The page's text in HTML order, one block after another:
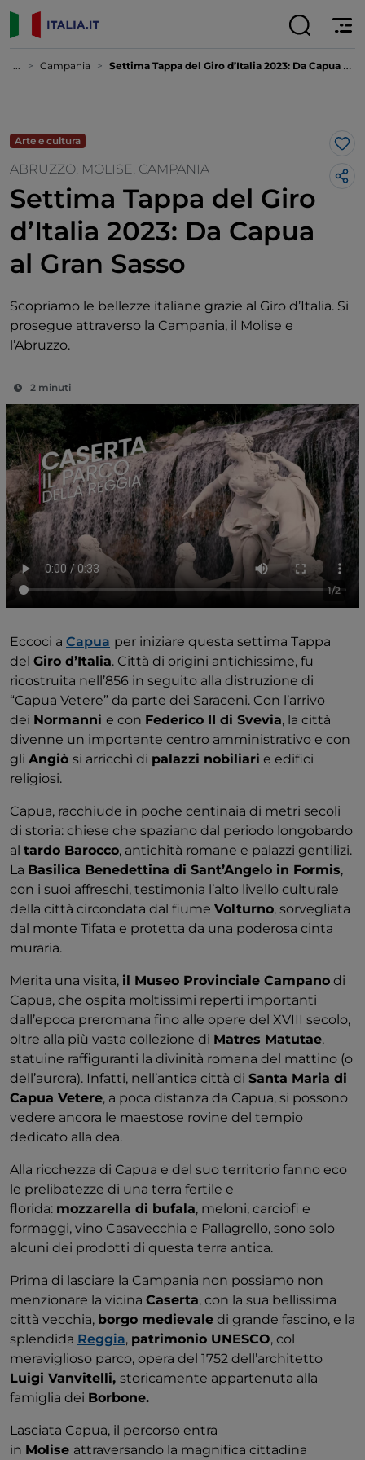
... Campania Settima Tappa del Giro d’Italia 2023: Da Capua al Gran Sasso
Arte e cultura
ABRUZZO, MOLISE, CAMPANIA
Settima Tappa del Giro
d’Italia 2023: Da Capua
al Gran Sasso
Scopriamo le bellezze italiane grazie al Giro d’Italia. Si
prosegue attraverso la Campania, il Molise e
l’Abruzzo.
2 minuti
1/2
Eccoci a Capua per iniziare questa settima Tappa
del Giro d’Italia. Città di origini antichissime, fu
ricostruita nell’856 in seguito alla distruzione di
“Capua Vetere” da parte dei Saraceni. Con l’arrivo
dei Normanni e con Federico II di Svevia, la città
divenne un importante centro amministrativo e con
gli Angiò si arricchì di palazzi nobiliari e edifici
religiosi.
Capua, racchiude in poche centinaia di metri secoli
di storia: chiese che spaziano dal periodo longobardo
al tardo Barocco, antichità romane e palazzi gentilizi.
La Basilica Benedettina di Sant’Angelo in Formis,
con i suoi affreschi, testimonia l’alto livello culturale
della città circondata dal fiume Volturno, sorvegliata
dal monte Tifata e protetta da una poderosa cinta
muraria.
Merita una visita, il Museo Provinciale Campano di
Capua, che ospita moltissimi reperti importanti
dall’epoca preromana fino alle opere del XVIII secolo,
oltre alla più vasta collezione di Matres Matutae,
statuine raffiguranti la divinità romana del mattino (o
dell’aurora). Infatti, nell’antica città di Santa Maria di
Capua Vetere, a poca distanza da Capua, si possono
vedere ancora le maestose rovine del tempio
dedicato alla dea.
Alla ricchezza di Capua e del suo territorio fanno eco
le prelibatezze di una terra fertile e
florida: mozzarella di bufala, meloni, carciofi e
formaggi, vino Casavecchia e Pallagrello, sono solo
alcuni dei prodotti di questa terra antica.
Prima di lasciare la Campania non possiamo non
menzionare la vicina Caserta, con la sua bellissima
città vecchia, borgo medievale di grande fascino, e la
splendida Reggia, patrimonio UNESCO, col
meraviglioso parco, opera del 1752 dell’architetto
Luigi Vanvitelli, storicamente appartenuta alla
famiglia dei Borbone.
Lasciata Capua, il percorso entra
in Molise attraversando la magnifica cittadina